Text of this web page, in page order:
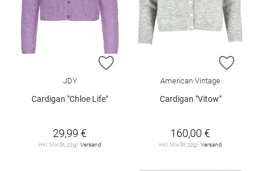
ZUR WUNSCHLISTE HINZUFÜGEN
JDY
Cardigan "Chloe Life"
29,99 €
inkl. MwSt. zzgl. Versand
ZUR
American Vintage
Cardigan "Vitow"
160,00 €
inkl. MwSt. zzgl. Versand